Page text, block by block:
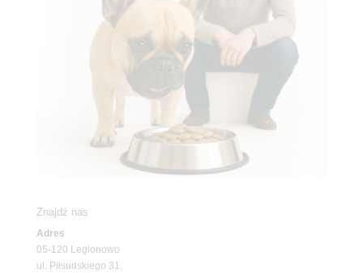
Znajdź nas
Adres
05-120 Legionowo
ul. Piłsudskiego 31,